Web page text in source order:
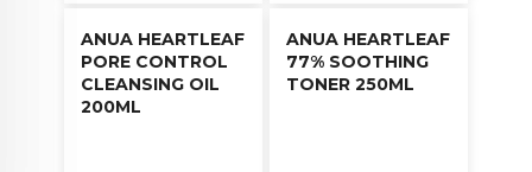
ANUA HEARTLEAF
PORE CONTROL
CLEANSING OIL
200ML
ANUA HEARTLEAF
77% SOOTHING
TONER 250ML